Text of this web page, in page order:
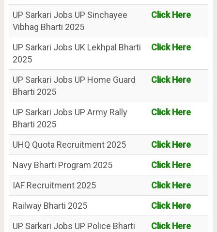
UP Sarkari Jobs UP Sinchayee
Vibhag Bharti 2025
Click Here
UP Sarkari Jobs UK Lekhpal Bharti
2025
Click Here
UP Sarkari Jobs UP Home Guard
Bharti 2025
Click Here
UP Sarkari Jobs UP Army Rally
Bharti 2025
Click Here
UHQ Quota Recruitment 2025
Click Here
Navy Bharti Program 2025
Click Here
IAF Recruitment 2025
Click Here
Railway Bharti 2025
Click Here
UP Sarkari Jobs UP Police Bharti
Click Here